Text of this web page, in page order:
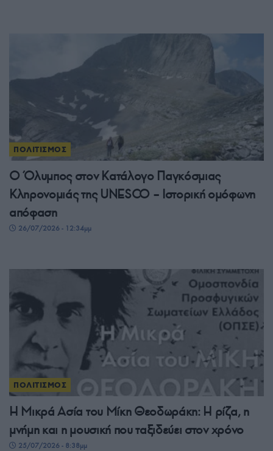
ΠΟΛΙΤΙΣΜΟΣ
Ο Όλυμπος στον Κατάλογο Παγκόσμιας
Κληρονομιάς της UNESCO – Ιστορική ομόφωνη
απόφαση
26/07/2026 - 12:34μμ
ΠΟΛΙΤΙΣΜΟΣ
Η Μικρά Ασία του Μίκη Θεοδωράκη: Η ρίζα, η
μνήμη και η μουσική που ταξιδεύει στον χρόνο
25/07/2026 - 8:38μμ